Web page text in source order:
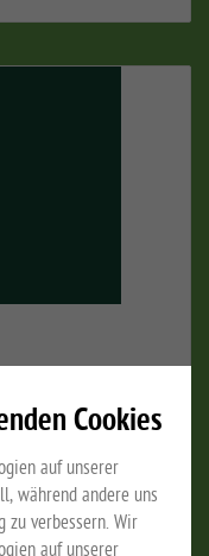
Cookies
auf unserer
während andere uns
zu verbessern. Wir
auf unserer